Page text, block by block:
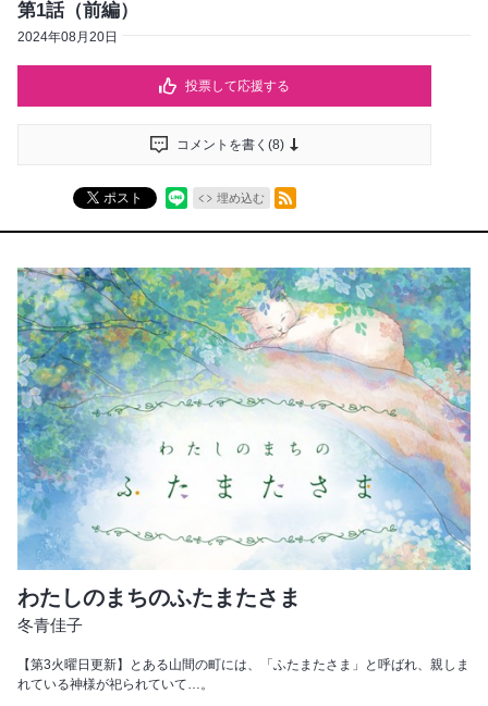
第1話（前編）
2024年08月20日
投票して応援する
コメントを書く(8)
ポスト 埋め込む
RSSフィード
わたしのまちのふたまたさま
冬青佳子
【第3火曜日更新】とある山間の町には、「ふたまたさま」と呼ばれ、親しま
れている神様が祀られていて…。